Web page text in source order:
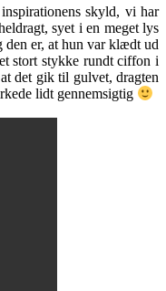
skyld, vi har
syet i en meget lys
den er, at hun var klædt ud
stort stykke rundt ciffon i
det gik til gulvet, dragten
lidt gennemsigtig